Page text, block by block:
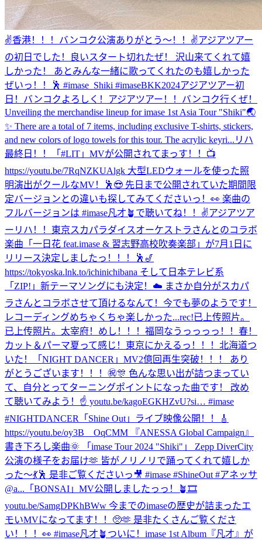
✌️香港！！！ バンコク公演ありがとう〜！！✌️アジアツアー
の初日でした！良いスタート切れたぜ！ 沢山来てくれて嬉
しかった！ あとみんな一緒に歌ってくれたのも嬉しかった
ぜいっ！！🕺 #imase_Shiki #imaseBKK2024アジアツアー初
日！バンコクよろしく！
アジアツアー！！バンコク行くぜ！
Unveiling the merchandise lineup for imase 1st Asia Tour "Shiki"🌏
✨ There are a total of 7 items, including exclusive T-shirts, stickers,
and new colors of logo towels for this tour. The acrylic keyri... リハ
最終日！！
「#LIT」MVが公開されてまっす！！📺
https://youtu.be/7RqNZKUAlgk 大型LEDウォールを使った照
明演出がクールなMV！🕺😎 先日まで公開されていた期間限
定バージョンとの違いも探してみてくださいっ！👀 楽曲の
フルバージョンは #imase凡才🪴で聴いてね！！✌️アジアツア
ーリハ！！ 東京スカパラダイスオーケストラさんとのコラボ
楽曲「一日花 feat.imase & 習志野高校吹奏楽部」が7月1日に
リリース決定しましたっ！！！🕺🎷
https://tokyoska.lnk.to/ichinichibana そして日本テレビ系
「ZIP!」新テーマソングにも決定！☁️ まさか自分がスカパ
ラさんとコラボさせて頂けるなんて！今でも夢のようです！
レコーディングめちゃくちゃ楽しかった...rec!已上传照片。
已上传照片。 太宰府！ めし！！！ 福岡なうっっっっ！！ 春！
カット＆パーマ夏って感じ！ 東京にかえるっ！！！ 北海道つ
いた！
「NIGHT DANCER」MV2億回再生突破！！！ あり
がとうございます！！！㊗️🎊 色んな思い出が詰つまってい
て、自分とってターニングポイントになった曲です！ 改め
て聴いてみよう！☝️ youtu.be/kagoEGKHZvU?si… #imase
#NIGHTDANCER
「Shine Out」ライブ映像公開！！🎸
https://youtu.be/oy3B__OqCMM 『ANESSA Global Campaign』
書き下ろし楽曲🌞 「imase Tour 2024 "Shiki"」 Zepp DiverCity
公演の様子をお届け🫶 皆がノリノリで踊ってくれて嬉しか
った〜💃🕺 是非ご覧くださいっ🎥 #imase #ShineOut #アネッサ
@a... 「BONSAI」MV公開しましたっっ！🪴🎞
youtu.be/SamgDPKhBWw 今までのimaseの歴史が詰まったエ
モいMVになってます！！🥺🫶 是非たくさんご覧くださ
い！！！👀 #imase凡才🪴 ついに！imase 1st Album『凡才』が